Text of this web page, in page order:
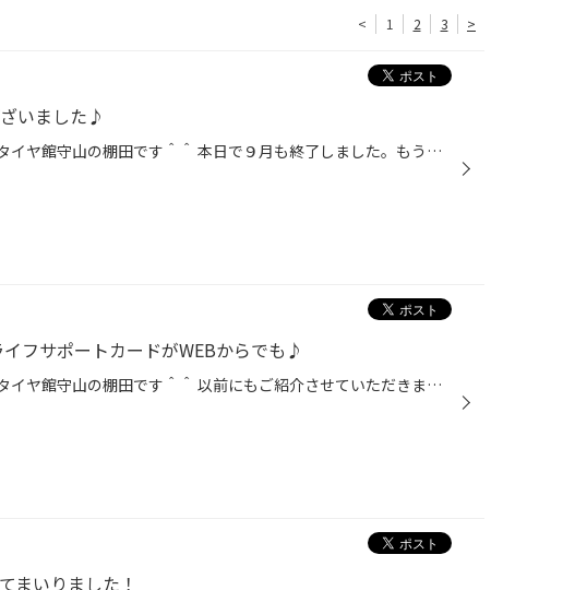
< 1 2 3 >
いました♪
皆さまこんにちは！！タイヤ館守山の棚田です＾＾ 本日で９月も終了しました。もうずいぶんと涼しくなってきましたね♪ 今月も沢山のご来店いただいたお客様、誠にありがとうございます！！ さて、９月は終了しましたが、現在開催中の決算セールは明日１０月１日（日）までとなっております！！ お得...
フサポートカードがWEBからでも♪
皆さまこんにちは！！タイヤ館守山の棚田です＾＾ 以前にもご紹介させていただきました、こちらの ブリジストン カーライフサポートカード♪ 入会金無料、初年度年会費無料でお作りできます！！ 内容は、無料のロードサービスが付いてきたり、ガソリン料金の割引 また、タイヤ館守山での商品割引など...
まいりました！